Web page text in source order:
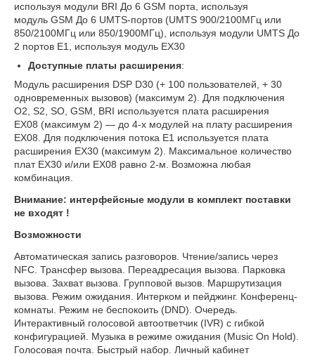
используя модули BRI До 6 GSM порта, используя
модуль GSM До 6 UMTS-портов (UMTS 900/2100МГц или
850/2100МГц или 850/1900МГц), используя модули UMTS До
2 портов E1, используя модуль EX30
Доступные платы расширения:
Модуль расширения DSP D30 (+ 100 пользователей, + 30
одновременных вызовов) (максимум 2). Для подключения
O2, S2, SO, GSM, BRI используется плата расширения
EX08 (максимум 2) — до 4-х модулей на плату расширения
EX08. Для подключения потока E1 используется плата
расширения EX30 (максимум 2). Максимальное количество
плат EX30 и/или EX08 равно 2-м. Возможна любая
комбинация.
Внимание: интерфейсные модули в комплект поставки
не входят !
Возможности
Автоматическая запись разговоров. Чтение/запись через
NFC. Трансфер вызова. Переадресация вызова. Парковка
вызова. Захват вызова. Групповой вызов. Маршрутизация
вызова. Режим ожидания. Интерком и пейджинг. Конференц-
комнаты. Режим не беспокоить (DND). Очередь.
Интерактивный голосовой автоответчик (IVR) с гибкой
конфигурацией. Музыка в режиме ожидания (Music On Hold).
Голосовая почта. Быстрый набор. Личный кабинет